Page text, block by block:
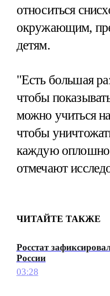
относиться
окружающим,
детям.
"Есть большая
чтобы
можно учиться
чтобы
каждую
отмечают
ЧИТАЙТЕ ТАКЖЕ
Росстат
России
03:28